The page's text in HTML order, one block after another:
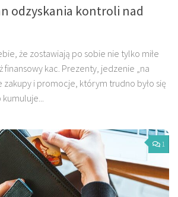
odzyskania kontroli nad
że zostawiają po sobie nie tylko miłe
kac. Prezenty, jedzenie „na
zakupy i promocje, którym trudno było się
1